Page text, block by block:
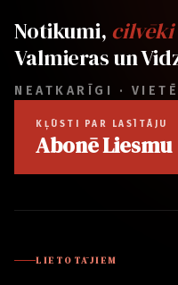
Notikumi, cilvēki
Valmieras un
NEATKARĪGI ·
KĻŪSTI PAR LASĪTĀJU
Abonē Liesmu
LIETOTĀJIEM